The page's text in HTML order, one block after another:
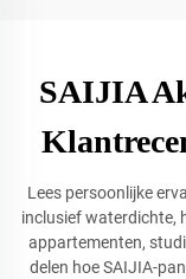
SAIJIA
Lees persoonlijke
inclusief waterdichte,
appartementen,
delen hoe SAIJIA-